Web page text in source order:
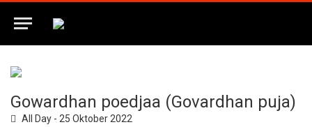
Gowardhan poedjaa (Govardhan puja)
All Day - 25 Oktober 2022